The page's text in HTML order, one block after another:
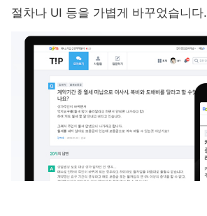
절차나 UI 등을 가볍게 바꾸었습니다.